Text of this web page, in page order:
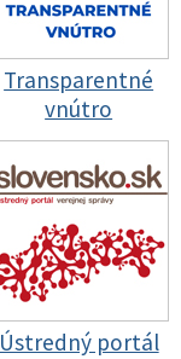
Transparentné
vnútro
Ústredný portál